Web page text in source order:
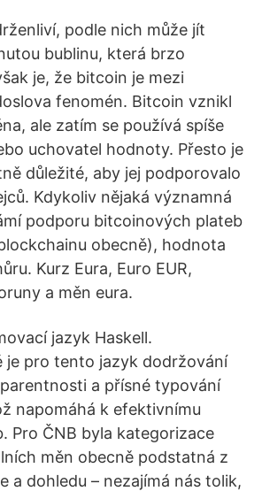
podle nich může jít
bublinu, která brzo
je, že bitcoin je mezi
fenomén. Bitcoin vznikl
ale zatím se používá spíše
uchovatel hodnoty. Přesto je
důležité, aby jej podporovalo
Kdykoliv nějaká významná
podporu bitcoinových plateb
obecně), hodnota
Kurz Eura, Euro EUR,
a měn eura.
jazyk Haskell.
je pro tento jazyk dodržování
a přísné typování
napomáhá k efektivnímu
Pro ČNB byla kategorizace
měn obecně podstatná z
a dohledu – nezajímá nás tolik,